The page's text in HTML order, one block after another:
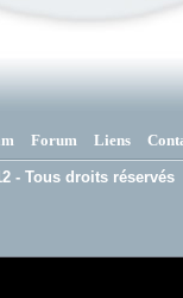
Forum Liens
- Tous droits réservés